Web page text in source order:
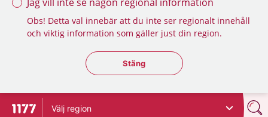
Obs! Detta val innebär att du inte ser regionalt innehåll
och viktig information som gäller just din region.
Stäng regionsväljaren
Stäng
Till startsidan för 1177
Välj region